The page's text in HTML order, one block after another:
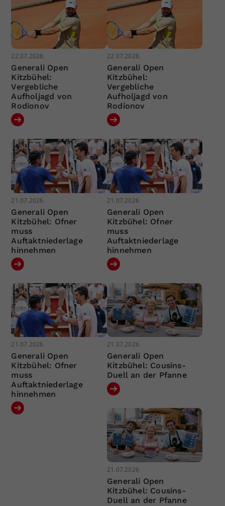
22.07.2026
Generali Open
Kitzbühel:
Vergebliche
Aufholjagd von
Rodionov
22.07.2026
Generali Open
Kitzbühel:
Vergebliche
Aufholjagd von
Rodionov
21.07.2026
Generali Open
Kitzbühel: Ofner
muss
Auftaktniederlage
hinnehmen
21.07.2026
Generali Open
Kitzbühel: Ofner
muss
Auftaktniederlage
hinnehmen
21.07.2026
Generali Open
Kitzbühel: Ofner
muss
Auftaktniederlage
hinnehmen
21.07.2026
Generali Open
Kitzbühel: Cousins-
Duell an der Pfanne
21.07.2026
Generali Open
Kitzbühel: Cousins-
Duell an der Pfanne